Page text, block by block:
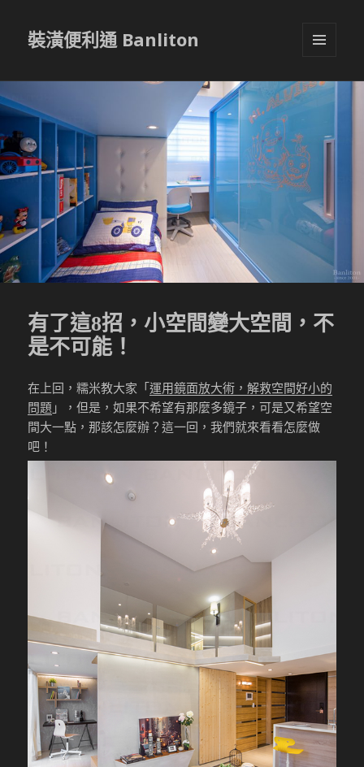
裝潢便利通 Banliton
小工具
有了這8招，小空間變大空間，不
是不可能！
在上回，糯米教大家「運用鏡面放大術，解救空間好小的
問題 」，但是，如果不希望有那麼多鏡子，可是又希望空
間大一點，那該怎麼辦？這一回，我們就來看看怎麼做
吧！